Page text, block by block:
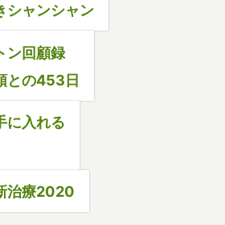
シャンシャン
ン回顧録
との453日
に入れる
治療2020